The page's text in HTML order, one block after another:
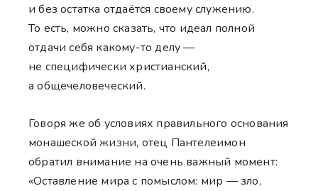
и без остатка отдаётся своему служению.
То есть, можно сказать, что идеал полной
отдачи себя какому-то делу —
не специфически христианский,
а общечеловеческий.
Говоря же об условиях правильного основания
монашеской жизни, отец Пантелеимон
обратил внимание на очень важный момент:
«Оставление мира с помыслом: мир — зло,